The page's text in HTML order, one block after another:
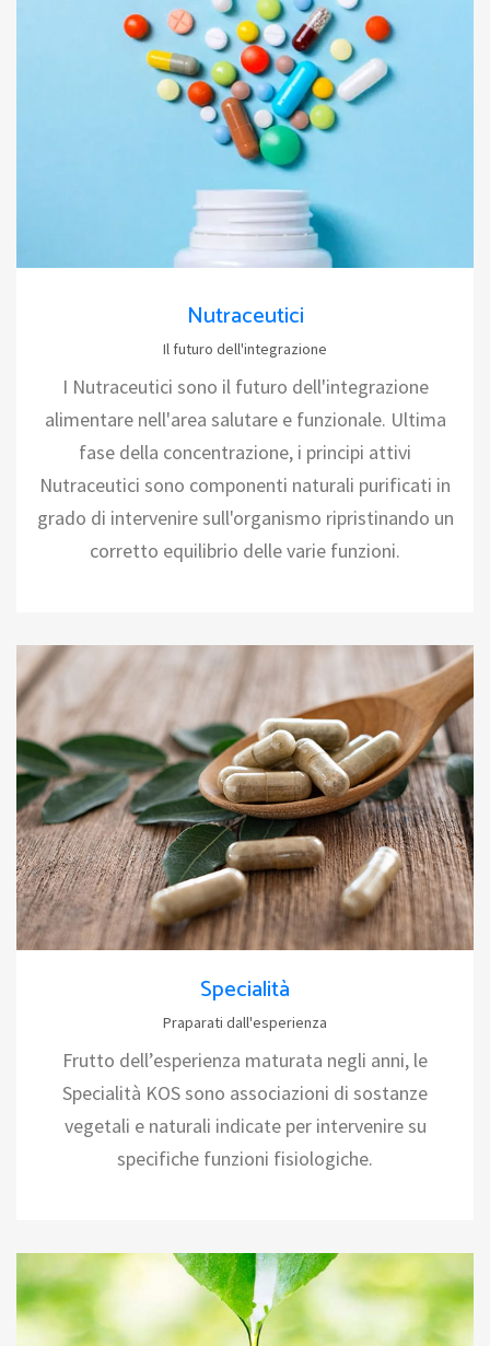
Nutraceutici
Il futuro dell'integrazione
I Nutraceutici sono il futuro dell'integrazione
alimentare nell'area salutare e funzionale. Ultima
fase della concentrazione, i principi attivi
Nutraceutici sono componenti naturali purificati in
grado di intervenire sull'organismo ripristinando un
corretto equilibrio delle varie funzioni.
Specialità
Praparati dall'esperienza
Frutto dell’esperienza maturata negli anni, le
Specialità KOS sono associazioni di sostanze
vegetali e naturali indicate per intervenire su
specifiche funzioni fisiologiche.